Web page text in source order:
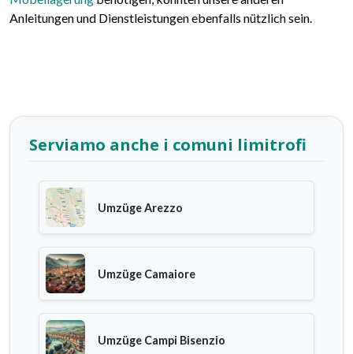
Anleitungen und Dienstleistungen ebenfalls nützlich sein.
Serviamo anche i comuni limitrofi
Umzüge Arezzo
Umzüge Camaiore
Umzüge Campi Bisenzio